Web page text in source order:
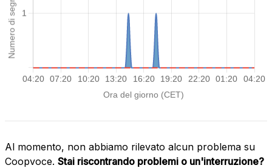
Al momento, non abbiamo rilevato alcun problema su
Coopvoce. Stai riscontrando problemi o un'interruzione?